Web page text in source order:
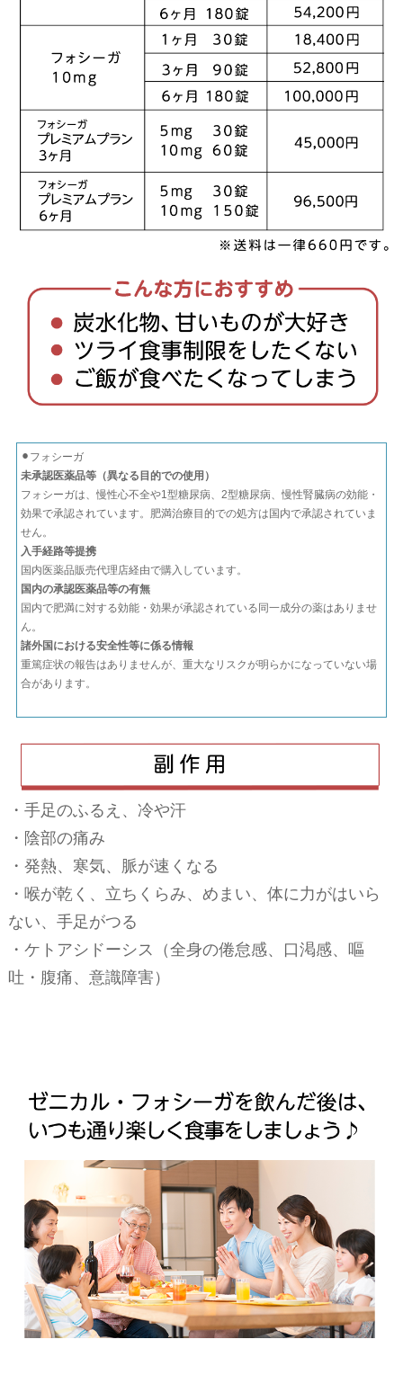
⚫︎フォシーガ
未承認医薬品等（異なる目的での使用）
フォシーガは、慢性心不全や1型糖尿病、2型糖尿病、慢性腎臓病の効能・
効果で承認されています。肥満治療目的での処方は国内で承認されていま
せん。
入手経路等提携
国内医薬品販売代理店経由で購入しています。
国内の承認医薬品等の有無
国内で肥満に対する効能・効果が承認されている同一成分の薬はありませ
ん。
諸外国における安全性等に係る情報
重篤症状の報告はありませんが、重大なリスクが明らかになっていない場
合があります。
・手足のふるえ、冷や汗
・陰部の痛み
・発熱、寒気、脈が速くなる
・喉が乾く、立ちくらみ、めまい、体に力がはいら
ない、手足がつる
・ケトアシドーシス（全身の倦怠感、口渇感、嘔
吐・腹痛、意識障害）